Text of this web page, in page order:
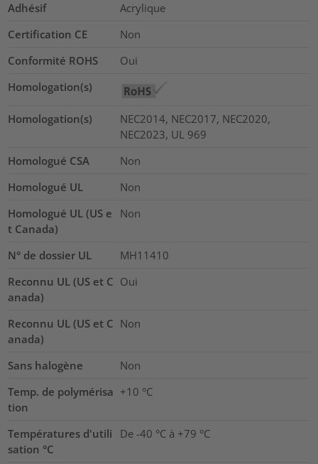
Adhésif
Acrylique
Certification CE
Non
Conformité ROHS
Oui
Homologation(s)
Homologation(s)
NEC2014, NEC2017, NEC2020,
NEC2023, UL 969
Homologué CSA
Non
Homologué UL
Non
Homologué UL (US e
t Canada)
Non
N° de dossier UL
MH11410
Reconnu UL (US et C
anada)
Oui
Reconnu UL (US et C
anada)
Non
Sans halogène
Non
Temp. de polymérisa
tion
+10 °C
Températures d'utili
sation °C
De -40 °C à +79 °C